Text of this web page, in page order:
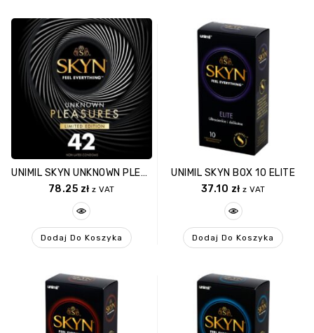
UNIMIL SKYN UNKNOWN PLEASURE BOX 42
78.25 zł z VAT
Dodaj Do Koszyka
UNIMIL SKYN BOX 10 ELITE
37.10 zł z VAT
Dodaj Do Koszyka